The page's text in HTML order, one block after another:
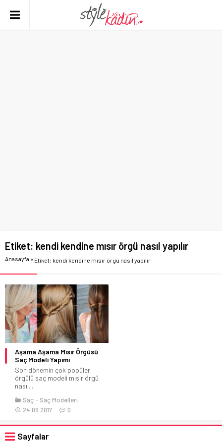
Etiket: kendi kendine mısır örgü nasıl yapılır
Anasayfa » Etiket: kendi kendine mısır örgü nasıl yapılır
Aşama Aşama Mısır Örgüsü
Saç Modeli Yapımı
Son dönemin çok popüler
örgülü saç modeli mısır örgü
nasıl...
Saç
Saç Modelleri
24.09.2017
0
Sayfalar